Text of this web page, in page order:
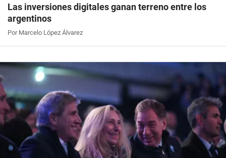
Las inversiones digitales ganan terreno entre los
argentinos
Por Marcelo López Álvarez